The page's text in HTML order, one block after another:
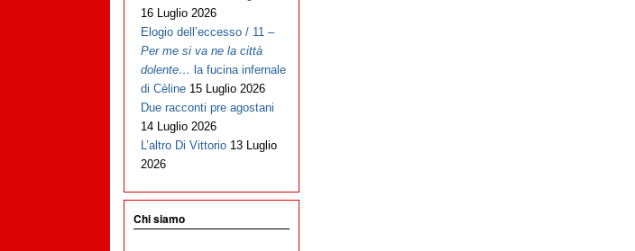
16 Luglio 2026
Elogio dell’eccesso / 11 –
Per me si va ne la città
dolente… la fucina infernale
di Cèline 15 Luglio 2026
Due racconti pre agostani
14 Luglio 2026
L’altro Di Vittorio 13 Luglio
2026
Chi siamo